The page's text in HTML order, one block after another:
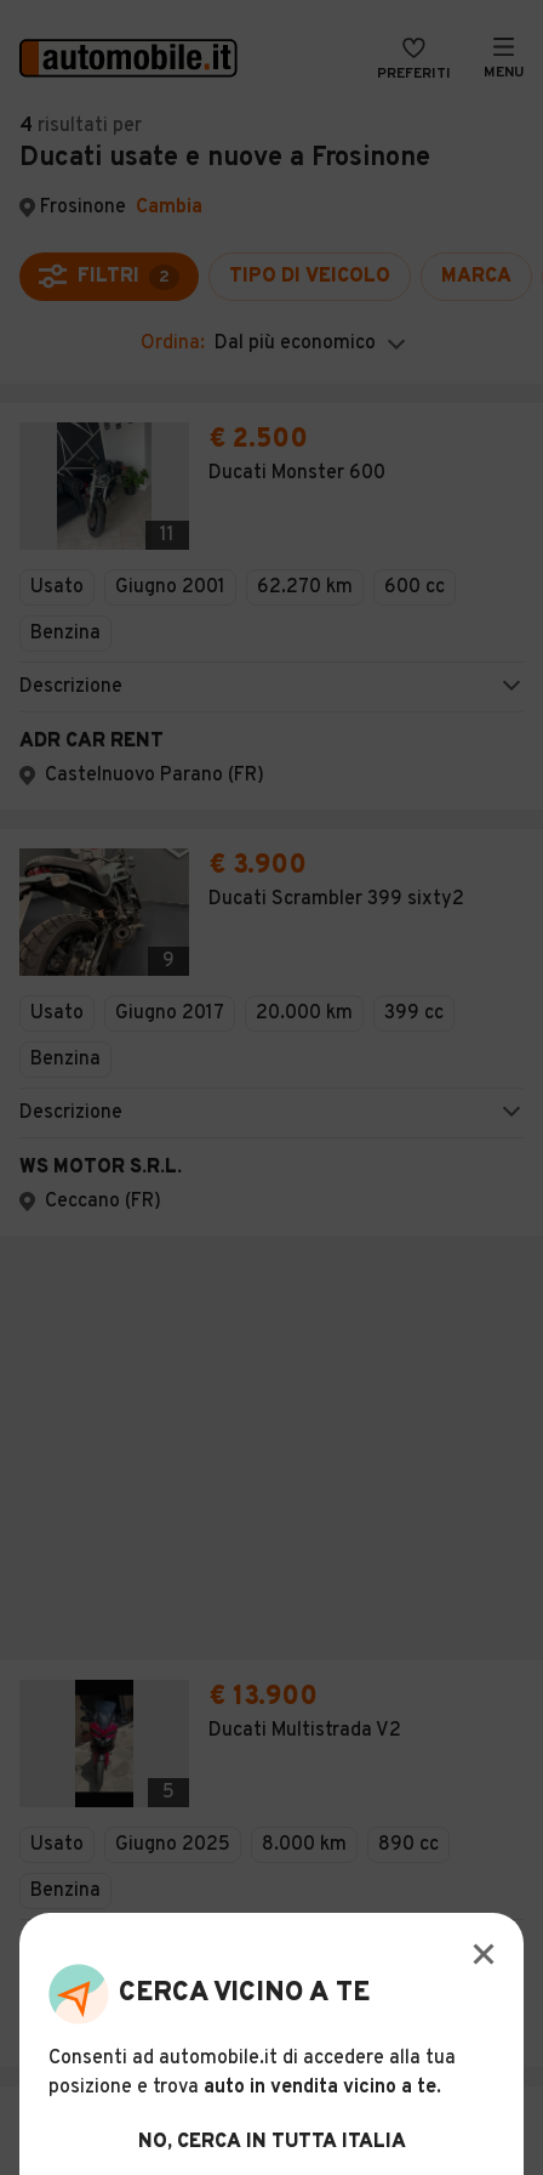
PREFERITI MENU
Auto
Auto usate
Auto Km 0
Auto Nuove
Noleggio a lungo termine
Moto
Camper
Veicoli Commerciali
VENDI
MAGAZINE
ACCEDI
4 risultati per
Ducati usate e nuove a Frosinone
Frosinone Cambia
FILTRI 2 TIPO DI VEICOLO MARCA
Ordina: Dal più economico
11
€ 2.500
Ducati Monster 600
Usato Giugno 2001 62.270 km
600 cc
Benzina
Descrizione
ADR CAR RENT
Castelnuovo Parano (FR)
9
€ 3.900
Ducati Scrambler 399 sixty2
Usato Giugno 2017 20.000 km
399 cc
Benzina
Descrizione
WS MOTOR S.R.L.
Ceccano (FR)
5
€ 13.900
Ducati Multistrada V2
Usato Giugno 2025 8.000 km
890 cc
Benzina
Descrizione
SMART SERVICE S.R.L.
CERCA VICINO A TE
Consenti ad automobile.it di accedere alla tua
posizione e trova auto in vendita vicino a te.
NO, CERCA IN TUTTA ITALIA